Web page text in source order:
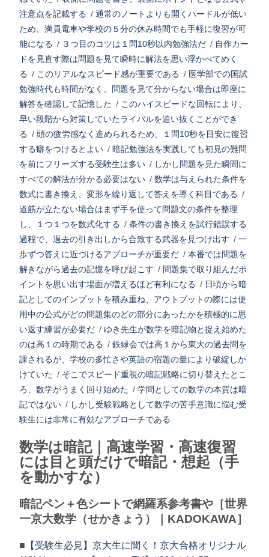
注意点を記載する / 通常のノートよりも開くハードルが低い
ため、満員電車や学校の５分の休み時間でも手軽に復習が可
能になる / ３つ目のコツは１問10秒以内勉強法だ / 自作カー
ドを見直す際は問題を見て瞬時に解法を思い浮かべてめく
る / このリアルなスピード感が重要である / 医学部での国試
勉強時代も時間がなく、問題を見て分からない場合は即座に
解答を確認して記憶した / このハイスピードな回転により、
早い段階から対策していたライバルを追い抜くことができ
る / 頭の疲労感なく進められるため、１問10秒を目安に復習
する癖をつけるとよい / 暗記勉強法を実践しても初見の難問
を前にフリーズする受験生は多い / しかし問題を見た瞬間に
すべての解法が分かる必要はない / 数学は与えられた条件を
数式に書き換え、変形を繰り返して答えを導く科目である /
道筋が立たない場合はまず手を使って問題文の条件を整理
し、１つ１つを数式化する / 条件の書き換えを試行錯誤する
過程で、過去の引き出しから合致する武器を見つけ出す / 一
歩ずつ答えに近づけるアプローチが重要だ / 本番では問題を
解きながら過去の記憶を呼び起こす / 問題集で取り組んだポ
イントを思い出す場面が増えるほど有利になる / 日頃から暗
記としてのインプットを積み重ね、アウトプットの際には使
用中の公式がどの問題集のどの部分にあったかを積極的に思
い返す練習が必要だ / ゆき先生が数学を暗記物と捉え始めた
のは高１の時期である / 鉄緑会では高１から東大の過去問を
課されるが、学校の多忙さや英語の宿題の量により破綻しか
けていた / そこでスピード重視の暗記戦略に切り替えたとこ
ろ、数学がうまく回り始めた / 学問としての数学の本質は暗
記ではない / しかし受験戦略として数学の苦手意識に悩む受
験生には非常に有効なアプローチである
数学は暗記｜高速学習・高速復習
には目と頭だけで暗記・想起（手
を動かすな）
暗記ペン＋色シートで網羅系参考書や［世界
一京大数学（せかきょう）｜KADOKAWA］
■ 【受験生必見】京大生に聞く！京大合格オリジナル